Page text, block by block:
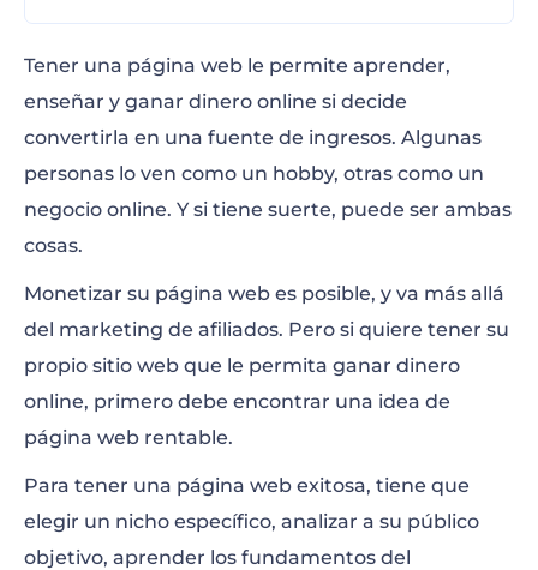
Páginas web de comercio electrónico
Cursos online
Consejos de marketing
Portfolio o CV personal
Página web de dropshipping
Deportes
Tecnología y gadgets
Tener una página web le permite aprender,
enseñar y ganar dinero online si decide
convertirla en una fuente de ingresos. Algunas
personas lo ven como un hobby, otras como un
negocio online. Y si tiene suerte, puede ser ambas
cosas.
Monetizar su página web es posible, y va más allá
del marketing de afiliados. Pero si quiere tener su
propio sitio web que le permita ganar dinero
online, primero debe encontrar una idea de
página web rentable.
Para tener una página web exitosa, tiene que
elegir un nicho específico, analizar a su público
objetivo, aprender los fundamentos del